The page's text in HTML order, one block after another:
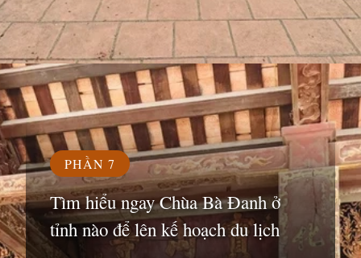
Đang mở https://susach.edu.vn/chua-ba-danh
PHẦN 7
Tìm hiểu ngay Chùa Bà Đanh ở
tỉnh nào để lên kế hoạch du lịch